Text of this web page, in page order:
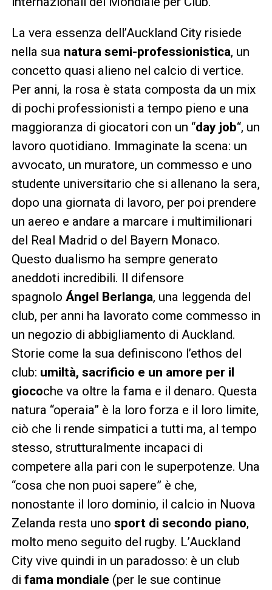
La vera essenza dell’Auckland City risiede
nella sua natura semi-professionistica, un
concetto quasi alieno nel calcio di vertice.
Per anni, la rosa è stata composta da un mix
di pochi professionisti a tempo pieno e una
maggioranza di giocatori con un “day job“, un
lavoro quotidiano. Immaginate la scena: un
avvocato, un muratore, un commesso e uno
studente universitario che si allenano la sera,
dopo una giornata di lavoro, per poi prendere
un aereo e andare a marcare i multimilionari
del Real Madrid o del Bayern Monaco.
Questo dualismo ha sempre generato
aneddoti incredibili. Il difensore
spagnolo Ángel Berlanga, una leggenda del
club, per anni ha lavorato come commesso in
un negozio di abbigliamento di Auckland.
Storie come la sua definiscono l’ethos del
club: umiltà, sacrificio e un amore per il
giocoche va oltre la fama e il denaro. Questa
natura “operaia” è la loro forza e il loro limite,
ciò che li rende simpatici a tutti ma, al tempo
stesso, strutturalmente incapaci di
competere alla pari con le superpotenze. Una
“cosa che non puoi sapere” è che,
nonostante il loro dominio, il calcio in Nuova
Zelanda resta uno sport di secondo piano,
molto meno seguito del rugby. L’Auckland
City vive quindi in un paradosso: è un club
di fama mondiale (per le sue continue